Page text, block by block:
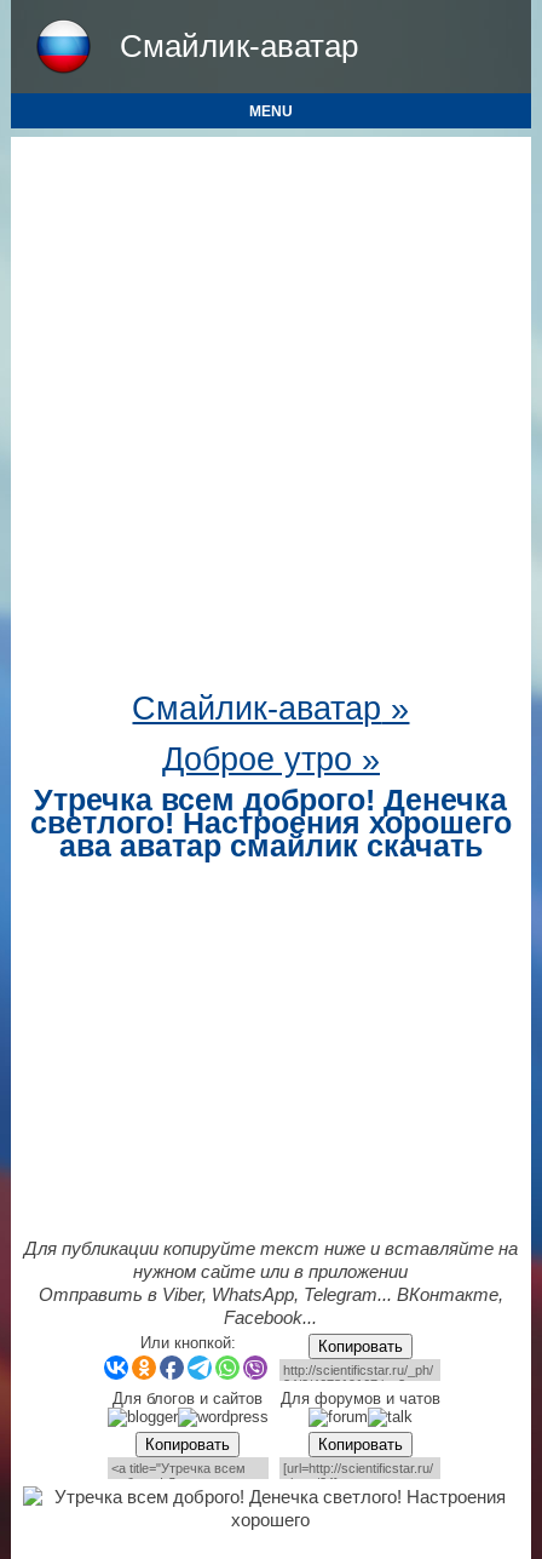
Смайлик-аватар
MENU
Смайлик-аватар »
Доброе утро »
Утречка всем доброго! Денечка
светлого! Настроения хорошего
ава аватар смайлик скачать
Для публикации копируйте текст ниже и вставляйте на
нужном сайте или в приложении
Отправить в Viber, WhatsApp, Telegram... ВКонтакте,
Facebook...
Или кнопкой: Копировать
Для блогов и сайтов Для форумов и чатов
Копировать Копировать